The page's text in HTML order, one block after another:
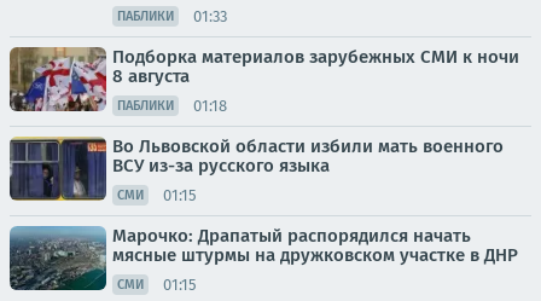
ПАБЛИКИ 01:33
Подборка материалов зарубежных СМИ к ночи
8 августа
ПАБЛИКИ 01:18
Во Львовской области избили мать военного
ВСУ из-за русского языка
СМИ 01:15
Марочко: Драпатый распорядился начать
мясные штурмы на дружковском участке в ДНР
СМИ 01:15